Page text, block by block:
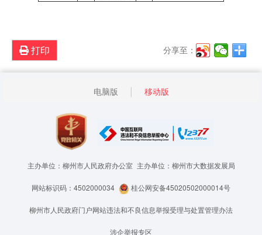
打印 分享至：
电脑版 移动版
主办单位：柳州市人民政府办公室 主办单位：柳州市大数据发展局
网站标识码：4502000034 桂公网安备45020502000014号
柳州市人民政府门户网站违法和不良信息举报受理与处置管理办法
涉企举报专区